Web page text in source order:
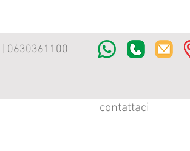
| 0630361100
contattaci